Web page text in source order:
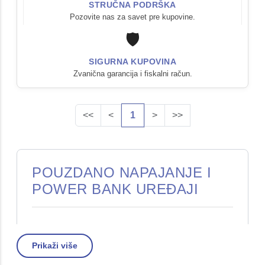
STRUČNA PODRŠKA
Pozovite nas za savet pre kupovine.
🛡️
SIGURNA KUPOVINA
Zvanična garancija i fiskalni račun.
<< < 1 > >>
POUZDANO NAPAJANJE I
POWER BANK UREĐAJI
postale su neophodan dodatak svakog
Prikaži više